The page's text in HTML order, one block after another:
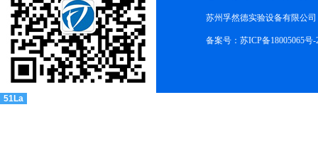
苏州孚然德实验设备有限公司
备案号：苏ICP备18005065号-
51La